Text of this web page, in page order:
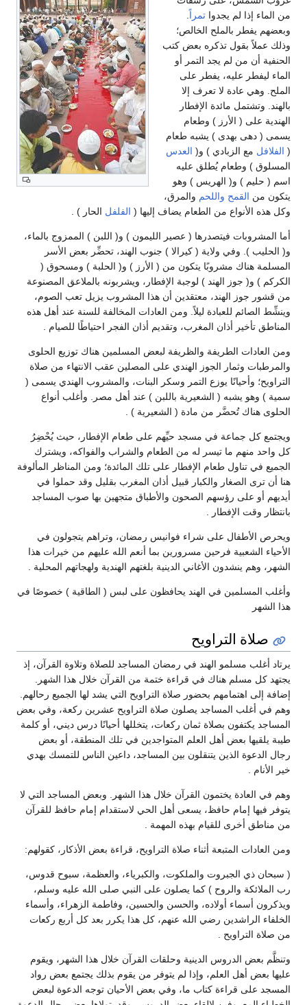
لم يجدوا تمراً.
بالملح الخالص؛
بقول تذكره بعض كتب
من لم يجد التمر أو
عليه، يفطر على
عادة لا تعرف إلا
مائدة الإفطار
( الأرز ) وطعام
بهدى ) يشبه طعام
مع الزبادي ) و( العدس
) وطعام يُطلق عليه
) و( الهريس ) وهو
القمح واللحم والمرق،
من الطعام يضاف إليها ( الفلفل الحار ) .
فيتصدرها ( عصير الليمون ) و( اللبن ) الممزوج بالماء،
). وفي ولاية ( كيرالا ) جنوب الهند، تحضِّر بعض الأسر
هناك مشروبًا يتكون من ( الأرز ) و( الحلبة ) ومسحوق (
جوز الهند ) لوجبة الإفطار، ويشربونه بالملاعق المصنوعة
الهند، معتقدين أن هذا المشروب يزيل تعب الصوم،
للعبادة ليلاً. ومن العادات المخالفة للسنة عند أهل هذه
أذان المغرب، وتقديم أذان الفجر احتياطًا للصيام .
الطريفة والظريفة لبعض المسلمين هناك توزيع الحلوى
وثمار الجوز الهندي على المصلين عقب الانتهاء من صلاة
وأحيانًا يوزع التمر وسكر البنات، والمشروب الهندي يسمى (
يشبه ( الشعيرية باللبن ) عند أهل مصر. وأغلب أنواع
تُحضَّر من مادة ( الشعيرية ) .
جماعة في مسجد حيِّهم على طعام الإفطار، حيث يُحْضِرُ
ما تيسر له من الطعام والشراب والفواكه، ويشترك
تناول طعام الإفطار على تلك المائدة؛ ومن المناظر المألوفة
الصغار والكبار قبيل أذان المغرب بقليل وقد حملوا في
على رؤسهم الصحون والأطباق متجهين بها صوب المساجد
الإفطار .
على شراء فوانيس رمضان، وتراهم يتجولون في
فرحين مسرورين بما أنعم الله عليهم من خيرات هذا
ينشدون الأغاني الدينية بلغتهم الهندية ولهجاتهم المحلية .
في الهند يحافظون على لبس ( الطاقية ) خصوصًا في
التراويح
مسلمو الهند في رمضان المساجد للصلاة وتلاوة القرآن، إذ
مسلم هناك في قراءة ختمة من القرآن خلال هذا الشهر.
اهتمامهم بحضور صلاة التراويح التي يشد لها الجميع رحالهم.
المساجد يصلون صلاة التراويح عشرين ركعة، وفي بعض
بصلاة ثمان ركعات، يتخللها أحيانًا درس ديني، أو كلمة
بعض أهل العلم المتواجدين في تلك المنطقة، أو بعض
الذين يتنقلون بين المساجد، داعين الناس للتمسك بهدي
يختمون القرآن خلال هذا الشهر. وبعض المساجد التي لا
إمام حافظ، يسعى أهل الحي لاستقدام إمام حافظ للقرآن
أخرى للقيام بهذه المهمة .
المتبعة أثناء صلاة التراويح، قراءة بعض الأذكار، كقولهم:
الجبروت والملكوت، والكبرياء، والعظمة، سبوح قدوس،
والروح ) كما يصلون على النبي صلى الله عليه وسلم،
أولاده، والحسن والحسين، وفاطمة الزهراء، وأسماء
رضي الله عنهم، كل هذا يكرر بعد كل أربع ركعات
.
الدروس الدينية وحلقات القرآن خلال هذا الشهر، ويقوم
أهل العلم، وإذا لم يتوفر من يقوم بذلك يجتمع بعض رواد
قراءة كتاب ما، وفي بعض الأحيان توجه الدعوة لبعض